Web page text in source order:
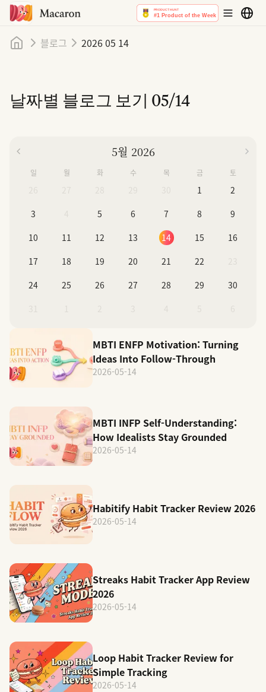
홈 블로그 2026 05 14
날짜별 블로그 보기05/14
MBTI ENFP Motivation: Turning
Ideas Into Follow-Through
2026-05-14
MBTI INFP Self-Understanding:
How Idealists Stay Grounded
2026-05-14
Habitify Habit Tracker Review 2026
2026-05-14
Streaks Habit Tracker App Review
2026
2026-05-14
Loop Habit Tracker Review for
Simple Tracking
2026-05-14
5월 2026
일 월 화 수 목 금 토
1
2
3
5 6 7 8
9
10
11 12 13 14 15
16
17
18 19 20 21 22
24
25 26 27 28 29
30